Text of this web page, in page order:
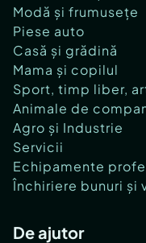
Modă și frumusețe
Piese auto
Casă și grădină
Mama și copilul
Sport, timp liber,
Animale de
Agro și Industrie
Servicii
Echipamente
Închiriere bunuri și
De ajutor